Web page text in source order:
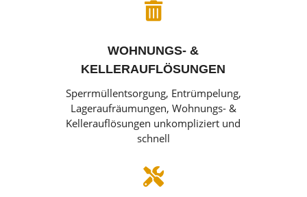

WOHNUNGS- &
KELLERAUFLÖSUNGEN
Sperrmüllentsorgung, Entrümpelung,
Lageraufräumungen, Wohnungs- &
Kellerauflösungen unkompliziert und
schnell
